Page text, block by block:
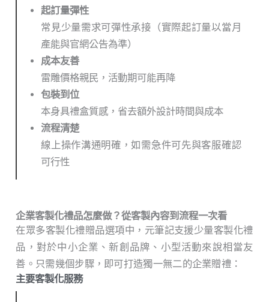
起訂量彈性
常見少量需求可彈性承接（實際起訂量以當月
產能與官網公告為準）
成本友善
雷雕價格親民，活動期可能再降
包裝到位
本身具禮盒質感，省去額外設計時間與成本
流程清楚
線上操作溝通明確，如需急件可先與客服確認
可行性
企業客製化禮品怎麼做？從客製內容到流程一次看
在眾多客製化禮贈品選項中，元筆記支援少量客製化禮
品，對於中小企業、新創品牌、小型活動來說相當友
善。只需幾個步驟，即可打造獨一無二的企業贈禮：
主要客製化服務